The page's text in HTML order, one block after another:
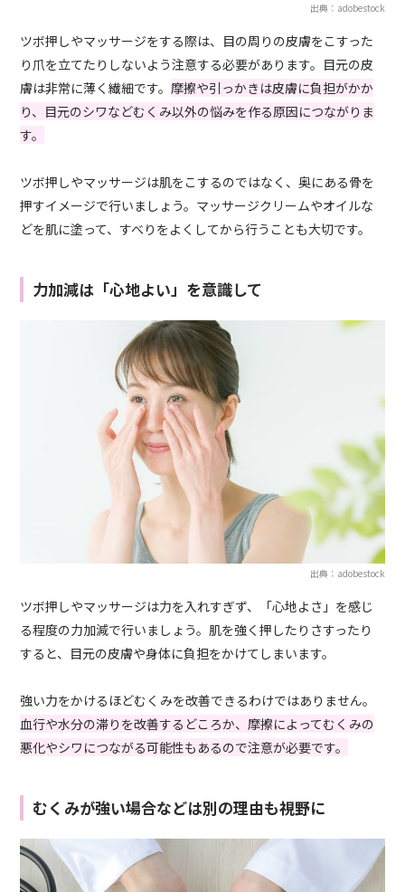
出典：adobestock
ツボ押しやマッサージをする際は、目の周りの皮膚をこすった
り爪を立てたりしないよう注意する必要があります。目元の皮
膚は非常に薄く繊細です。摩擦や引っかきは皮膚に負担がかか
り、目元のシワなどむくみ以外の悩みを作る原因につながりま
す。
ツボ押しやマッサージは肌をこするのではなく、奥にある骨を
押すイメージで行いましょう。マッサージクリームやオイルな
どを肌に塗って、すべりをよくしてから行うことも大切です。
力加減は「心地よい」を意識して
出典：adobestock
ツボ押しやマッサージは力を入れすぎず、「心地よさ」を感じ
る程度の力加減で行いましょう。肌を強く押したりさすったり
すると、目元の皮膚や身体に負担をかけてしまいます。
強い力をかけるほどむくみを改善できるわけではありません。
血行や水分の滞りを改善するどころか、摩擦によってむくみの
悪化やシワにつながる可能性もあるので注意が必要です。
むくみが強い場合などは別の理由も視野に